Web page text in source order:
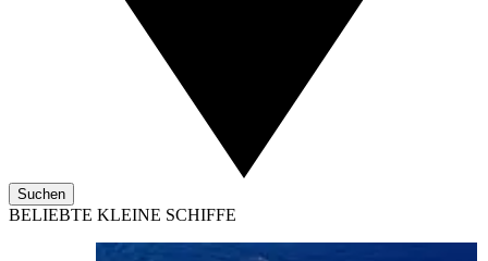
Suchen
BELIEBTE KLEINE SCHIFFE